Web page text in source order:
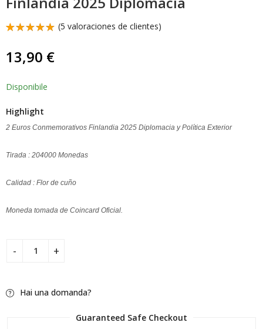
Diplomacia Idioma
Colores Proof
de 5 en
base a
de
clientes
(5 valoraciones de clientes)
13,90 €
Disponibile
Highlight
2 Euros Conmemorativos Finlandia 2025 Diplomacia y Política Exterior
Tirada : 204000 Monedas
Calidad : Flor de cuño
Moneda tomada de Coincard Oficial.
Hai una domanda?
Guaranteed Safe Checkout